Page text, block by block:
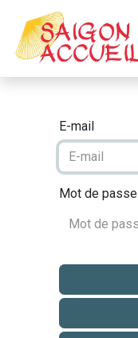
E-mail
Mot de passe